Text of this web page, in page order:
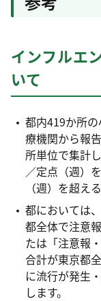
インフルエ
いて
都内419か所
療機関から報
所単位で集計
／定点（週）
（週）を超え
都においては
都全体で注意
たは「注意報
合計が東京都
に流行が発生
します。